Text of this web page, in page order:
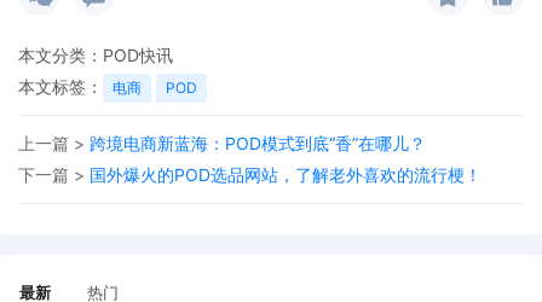
式生产网络等创新，共同构成了POD的"技术基座"，实现了"规模化
定制"的经济可行性。
从区域格局看，全球POD市场呈现"三极主导、多极发育"态势。北
美、欧洲与亚太三大区域占据核心份额，形成稳定的"三足鼎立"格
二、服装配饰领跑，情感消费崛起
本文分类： POD快讯
本文标签：
电商 POD
上一篇 > 跨境电商新蓝海：POD模式到底“香”在哪儿？
下一篇 > 国外爆火的POD选品网站，了解老外喜欢的流行梗！
最新 热门